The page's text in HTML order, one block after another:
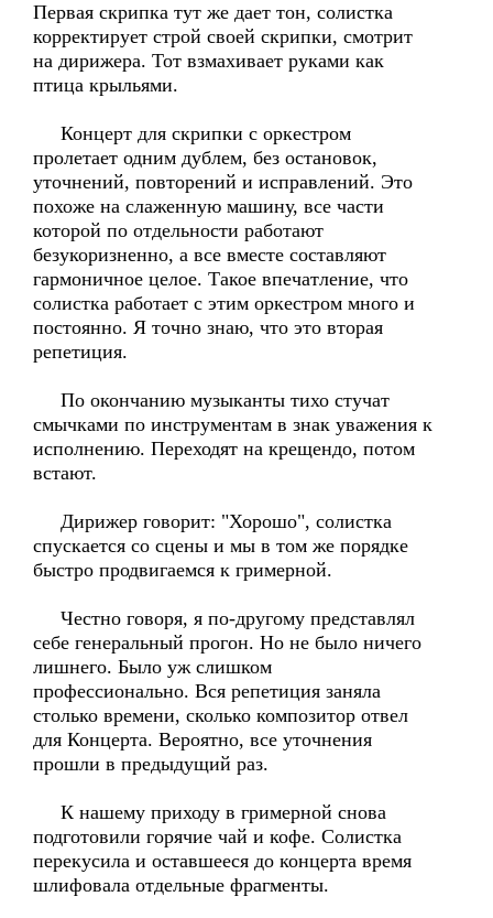
Первая скрипка тут же дает тон, солистка
корректирует строй своей скрипки, смотрит
на дирижера. Тот взмахивает руками как
птица крыльями.
Концерт для скрипки с оркестром
пролетает одним дублем, без остановок,
уточнений, повторений и исправлений. Это
похоже на слаженную машину, все части
которой по отдельности работают
безукоризненно, а все вместе составляют
гармоничное целое. Такое впечатление, что
солистка работает с этим оркестром много и
постоянно. Я точно знаю, что это вторая
репетиция.
По окончанию музыканты тихо стучат
смычками по инструментам в знак уважения к
исполнению. Переходят на крещендо, потом
встают.
Дирижер говорит: "Хорошо", солистка
спускается со сцены и мы в том же порядке
быстро продвигаемся к гримерной.
Честно говоря, я по-другому представлял
себе генеральный прогон. Но не было ничего
лишнего. Было уж слишком
профессионально. Вся репетиция заняла
столько времени, сколько композитор отвел
для Концерта. Вероятно, все уточнения
прошли в предыдущий раз.
К нашему приходу в гримерной снова
подготовили горячие чай и кофе. Солистка
перекусила и оставшееся до концерта время
шлифовала отдельные фрагменты.